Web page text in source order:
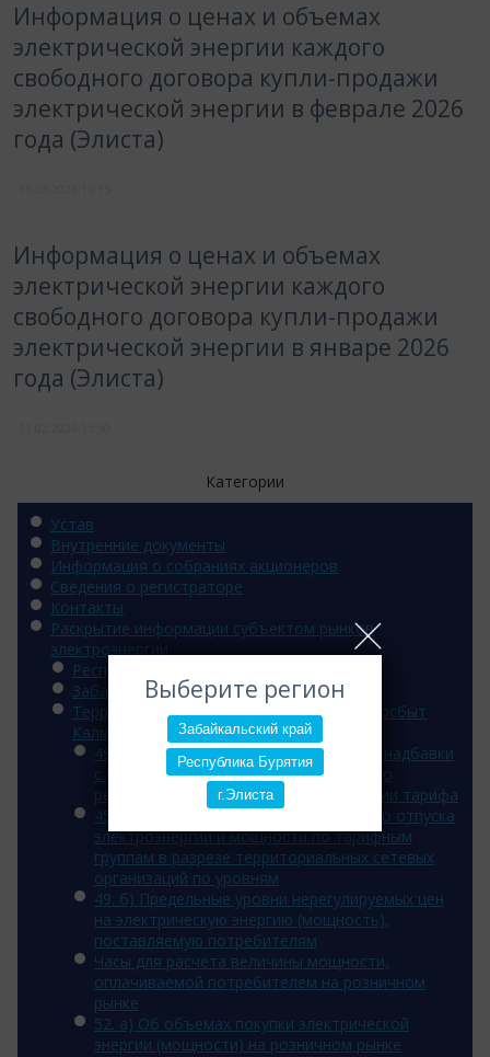
Выберите регион
Забайкальский край
Республика Бурятия
г.Элиста
Информация о ценах и объемах
электрической энергии каждого
свободного договора купли-продажи
электрической энергии в феврале 2026
года (Элиста)
Информация о ценах и объемах
электрической энергии каждого
свободного договора купли-продажи
электрической энергии в январе 2026
года (Элиста)
Категории
Устав
Внутренние документы
Информация о собраниях акционеров
Сведения о регистраторе
Контакты
Раскрытие информации субъектом рынков
электроэнергии
Республика Бурятия
Забайкальский край
Территориальное подразделение «Энергосбыт
Калмыкии»
49. а) Размер регулируемой сбытовой надбавки
с указанием решения уполномоченного
регулирующего органа об установлении тарифа
45. г) Объемы фактического полезного отпуска
электроэнергии и мощности по тарифным
группам в разрезе территориальных сетевых
организаций по уровням
49. б) Предельные уровни нерегулируемых цен
на электрическую энергию (мощность),
поставляемую потребителям
Часы для расчета величины мощности,
оплачиваемой потребителем на розничном
рынке
52. а) Об объемах покупки электрической
энергии (мощности) на розничном рынке